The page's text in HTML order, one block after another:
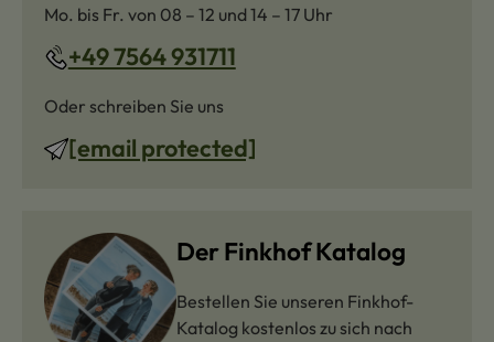
Mo. bis Fr. von 08 – 12 und 14 – 17 Uhr
+49 7564 931711
Oder schreiben Sie uns
[email protected]
Der Finkhof Katalog
Bestellen Sie unseren Finkhof-
Katalog kostenlos zu sich nach